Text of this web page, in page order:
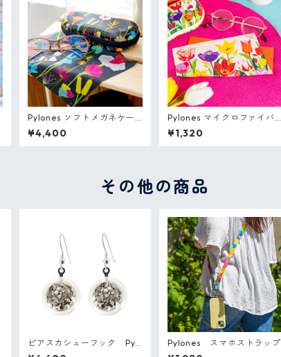
Pylones ソフトメガネケー
ス
¥4,400
Pylones マイクロファイバ
ークロス(メガネ拭き)
¥1,320
その他の商品
ピアスカシューフック Pyl
ones フランス ガラスのピア
Pylones スマホストラップ